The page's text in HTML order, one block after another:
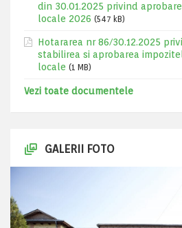
din 30.01.2025 privind
locale 2026 (547 kB)
Hotararea nr 86/30.12.2025
stabilirea si aprobarea
locale (1 MB)
Vezi toate documentele
GALERII FOTO